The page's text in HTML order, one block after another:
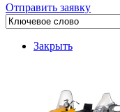
Отправить заявку
Закрыть